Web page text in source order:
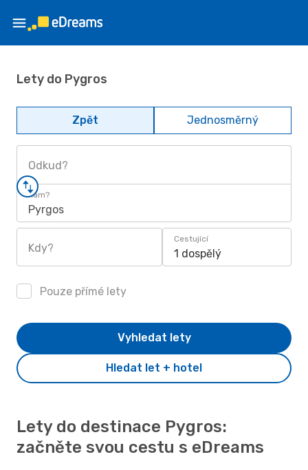
Lety do Pygros
Zpět Jednosměrný
Odkud?
Kam?
Pyrgos
Kdy?
Cestující
1 dospělý
Pouze přímé lety
Hledat let + hotel
Vyhledat lety
Lety do destinace Pygros:
začněte svou cestu s eDreams